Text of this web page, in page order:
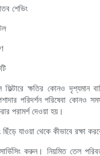
শেভিং
ফিল্টারে ক্ষতির কোনও দৃশ্যমান
পরিদর্শন পরিষেবা কোনও
পরামর্শ দেওয়া হয়।
যাওয়া থেকে কীভাবে রক্ষা
করুন। নিয়মিত তেল